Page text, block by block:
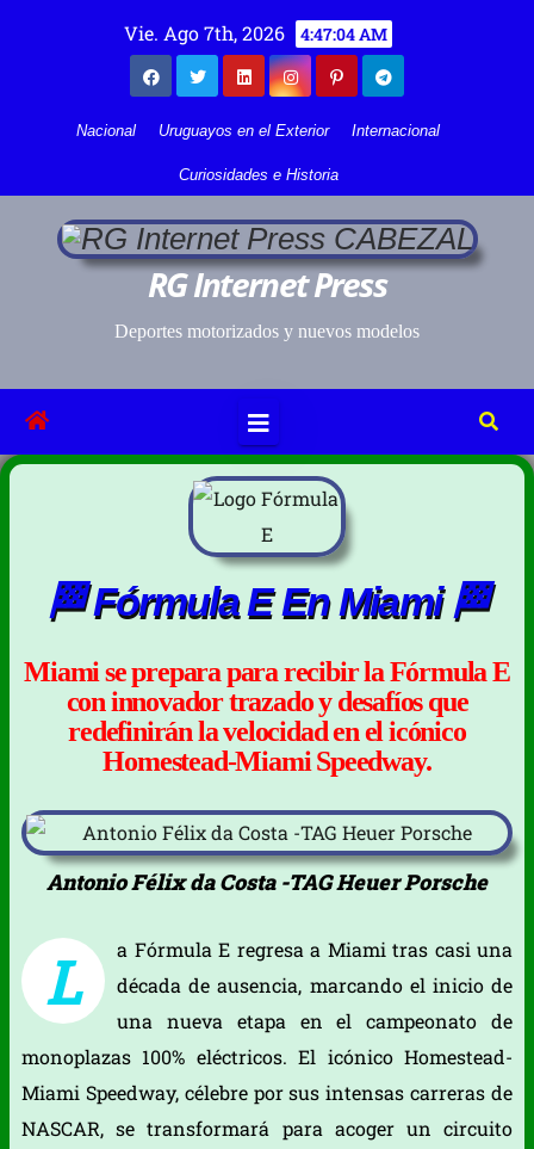
Vie. Ago 7th, 2026 4:47:05 AM
Nacional Uruguayos en el Exterior Internacional
Curiosidades e Historia
RG Internet Press
Deportes motorizados y nuevos modelos
🏁 Fórmula E En Miami 🏁
Miami se prepara para recibir la Fórmula E
con innovador trazado y desafíos que
redefinirán la velocidad en el icónico
Homestead-Miami Speedway.
Antonio Félix da Costa -TAG Heuer Porsche
L
a Fórmula E regresa a Miami tras casi una
década de ausencia, marcando el inicio de
una nueva etapa en el campeonato de
monoplazas 100% eléctricos. El icónico Homestead-
Miami Speedway, célebre por sus intensas carreras de
NASCAR, se transformará para acoger un circuito